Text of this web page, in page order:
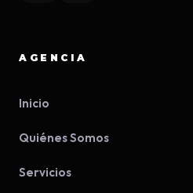
AGENCIA
Inicio
Quiénes Somos
Servicios